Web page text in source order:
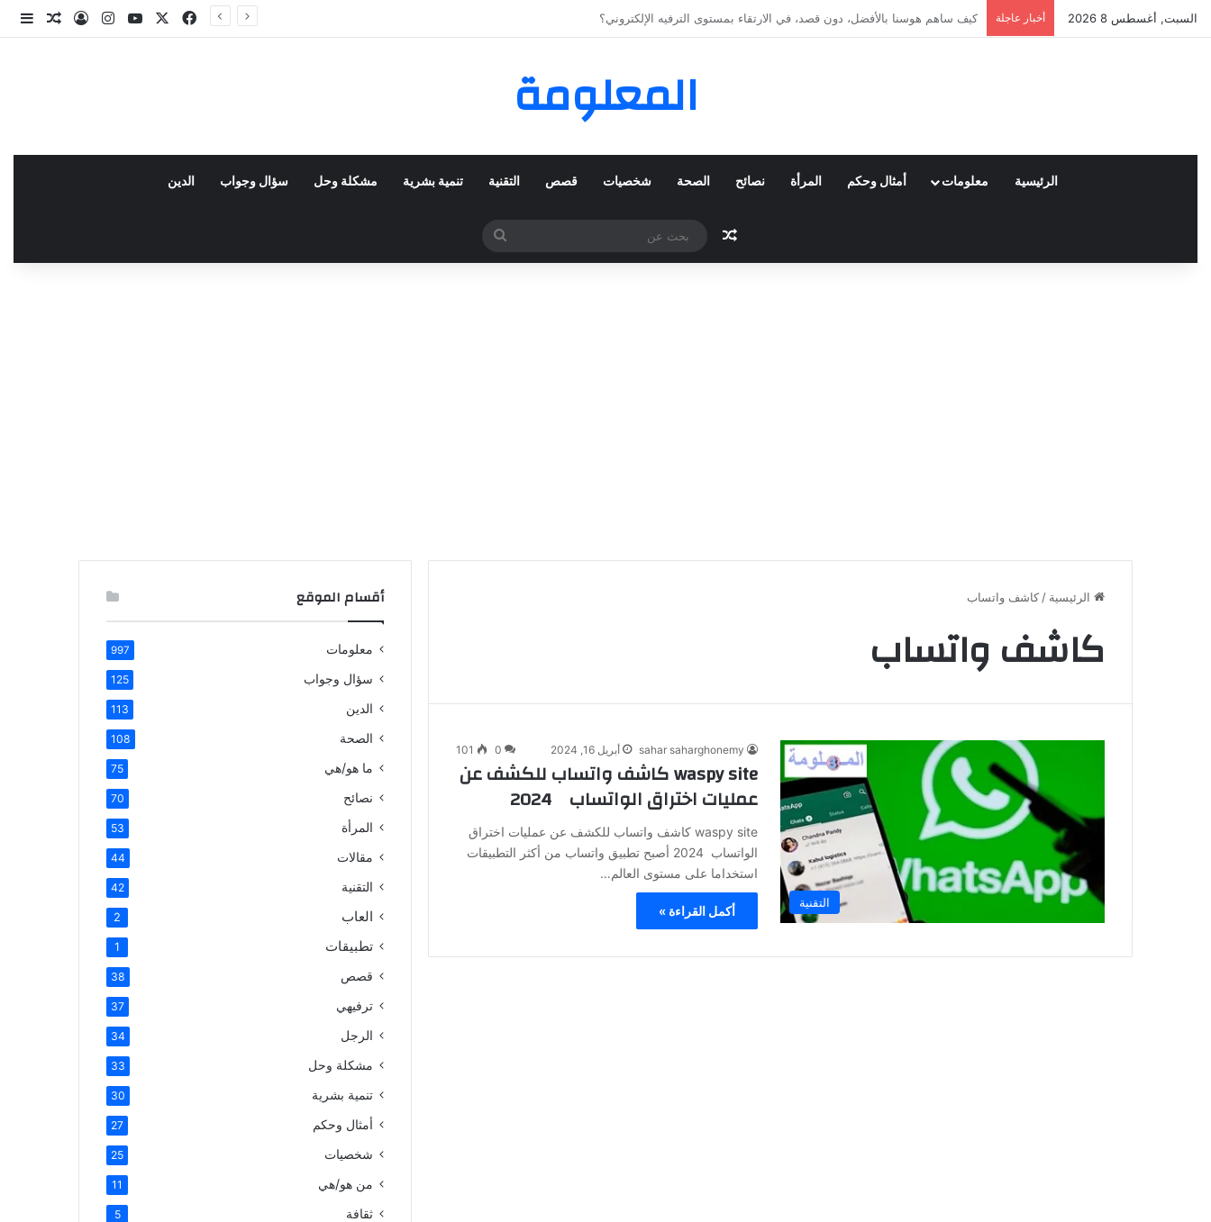
السبت, أغسطس 8 2026 أخبار عاجلة العملاء واختياراتهم لمنتجات نايكي المفضلة عبر ترينديول: استكشاف رحلة التسوق الذكي. فيسبوك يوتيوبانستقرام
تسجيلمقال
المعلومة
الرئيسية معلومات أمثال وحكم المرأة نصائح الصحة شخصيات قصص التقنية تنمية بشرية مشكلة وحل سؤال وجواب الدين
مقال عشوائي
بحث
عن
الرئيسية / كاشف واتساب
كاشف واتساب
التقنية
sahar saharghonemy أبريل 16, 2024 0
101
waspy site كاشف واتساب للكشف عن
عمليات اختراق الواتساب 2024
waspy site كاشف واتساب للكشف عن عمليات اختراق
الواتساب 2024 أصبح تطبيق واتساب من أكثر التطبيقات
استخداما على مستوى العالم…
أكمل القراءة »
أقسام الموقع
معلومات 997
سؤال وجواب 125
الدين 113
الصحة 108
ما هو/هي 75
نصائح 70
المرأة 53
مقالات 44
التقنية 42
العاب 2
تطبيقات 1
قصص 38
ترفيهي 37
الرجل 34
مشكلة وحل 33
تنمية بشرية 30
أمثال وحكم 27
شخصيات 25
من هو/هي 11
ثقافة 5